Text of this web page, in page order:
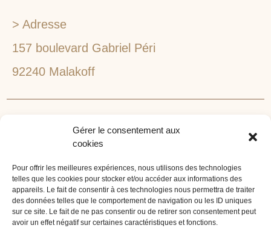
Gérer le consentement aux
cookies
Pour offrir les meilleures expériences, nous utilisons des technologies
telles que les cookies pour stocker et/ou accéder aux informations des
appareils. Le fait de consentir à ces technologies nous permettra de traiter
des données telles que le comportement de navigation ou les ID uniques
sur ce site. Le fait de ne pas consentir ou de retirer son consentement peut
avoir un effet négatif sur certaines caractéristiques et fonctions.
> Adresse
157 boulevard Gabriel Péri
92240 Malakoff
1lieu1salle est spécialisé dans la recherche de lieux
événements d'entreprise. 1lieu1salle recherche
gratuitement pour vous, votre lieu de séminaire idéal :
château, domaine, hôtel, lieu atypique et dans
l'environnement que vous souhaitez, en ville, au vert, au